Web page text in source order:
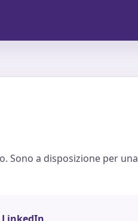
Sono a disposizione per una
LinkedIn